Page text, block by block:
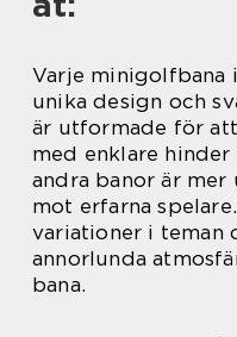
Varje minigolfbana
unika design och
är utformade för
med enklare
andra banor är
mot erfarna
variationer i teman
annorlunda
bana.